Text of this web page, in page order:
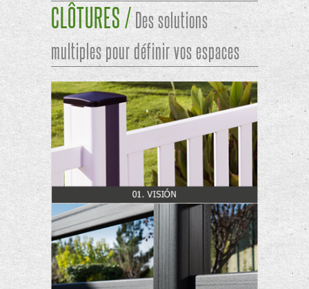
CLÔTURES / Des solutions
multiples pour définir vos espaces